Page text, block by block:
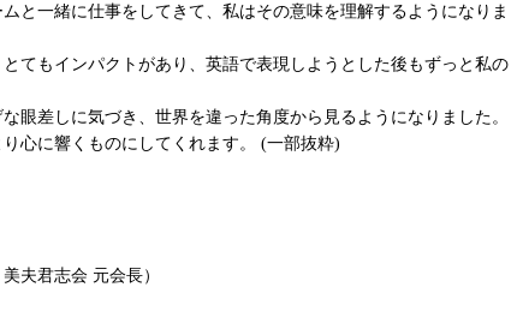
と一緒に仕事をしてきて、私はその意味を理解するようになりま
てもインパクトがあり、英語で表現しようとした後もずっと私の
眼差しに気づき、世界を違った角度から見るようになりました。
心に響くものにしてくれます。 (一部抜粋)
夫君志会 元会長）